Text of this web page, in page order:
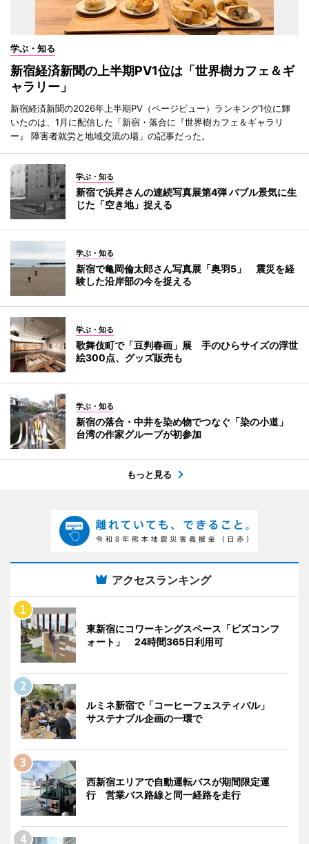
学ぶ・知る
新宿経済新聞の上半期PV1位は「世界樹カフェ＆ギ
ャラリー」
新宿経済新聞の2026年上半期PV（ページビュー）ランキング1位に輝
いたのは、1月に配信した「新宿・落合に『世界樹カフェ＆ギャラリ
ー』 障害者就労と地域交流の場」の記事だった。
学ぶ・知る
新宿で浜昇さんの連続写真展第4弾 バブル景気に生
じた「空き地」捉える
学ぶ・知る
新宿で亀岡倫太郎さん写真展「奥羽5」 震災を経
験した沿岸部の今を捉える
学ぶ・知る
歌舞伎町で「豆判春画」展 手のひらサイズの浮世
絵300点、グッズ販売も
学ぶ・知る
新宿の落合・中井を染め物でつなぐ「染の小道」
台湾の作家グループが初参加
もっと見る
アクセスランキング
東新宿にコワーキングスペース「ビズコンフ
ォート」 24時間365日利用可
ルミネ新宿で「コーヒーフェスティバル」
サステナブル企画の一環で
西新宿エリアで自動運転バスが期間限定運
行 営業バス路線と同一経路を走行